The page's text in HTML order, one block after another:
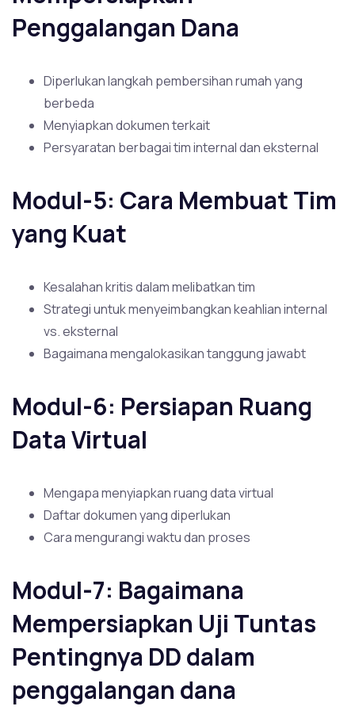
Penggalangan Dana
Diperlukan langkah pembersihan rumah yang
berbeda
Menyiapkan dokumen terkait
Persyaratan berbagai tim internal dan eksternal
Modul-5: Cara Membuat Tim
yang Kuat
Kesalahan kritis dalam melibatkan tim
Strategi untuk menyeimbangkan keahlian internal
vs. eksternal
Bagaimana mengalokasikan tanggung jawabt
Modul-6: Persiapan Ruang
Data Virtual
Mengapa menyiapkan ruang data virtual
Daftar dokumen yang diperlukan
Cara mengurangi waktu dan proses
Modul-7: Bagaimana
Mempersiapkan Uji Tuntas
Pentingnya DD dalam
penggalangan dana